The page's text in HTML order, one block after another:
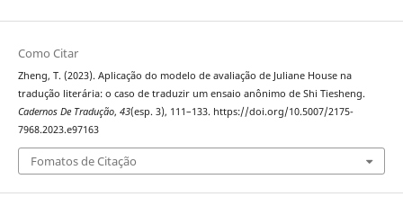
Como Citar
Zheng, T. (2023). Aplicação do modelo de avaliação de Juliane House na
tradução literária: o caso de traduzir um ensaio anônimo de Shi Tiesheng.
Cadernos De Tradução, 43(esp. 3), 111–133. https://doi.org/10.5007/2175-
7968.2023.e97163
Fomatos de Citação